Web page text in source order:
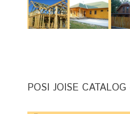
POSI JOISE